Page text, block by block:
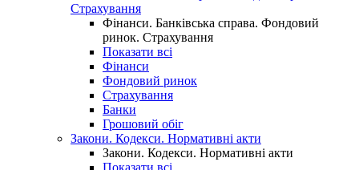
Страхування
Фінанси. Банківська справа. Фондовий
ринок. Страхування
Показати всі
Фінанси
Фондовий ринок
Страхування
Банки
Грошовий обіг
Закони. Кодекси. Нормативні акти
Закони. Кодекси. Нормативні акти
Показати всі